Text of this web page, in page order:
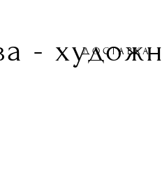
- ДОСТАВКА